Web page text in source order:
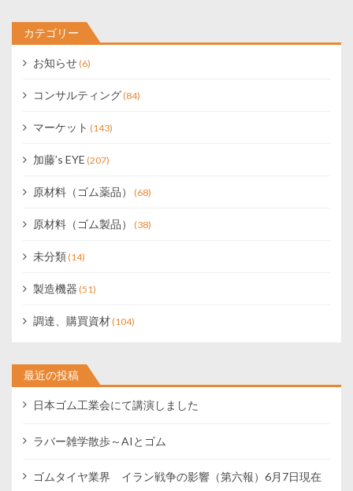
カテゴリー
お知らせ(6)
コンサルティング(84)
マーケット (143)
加藤’s EYE (207)
原材料（ゴム薬品） (68)
原材料（ゴム製品） (38)
未分類(14)
製造機器 (51)
調達、購買資材(104)
最近の投稿
日本ゴム工業会にて講演しました
ラバー雑学散歩～AIとゴム
ゴムタイヤ業界 イラン戦争の影響（第六報）6月7日現在